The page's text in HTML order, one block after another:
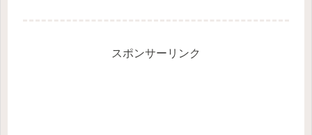
段...
スポンサーリンク